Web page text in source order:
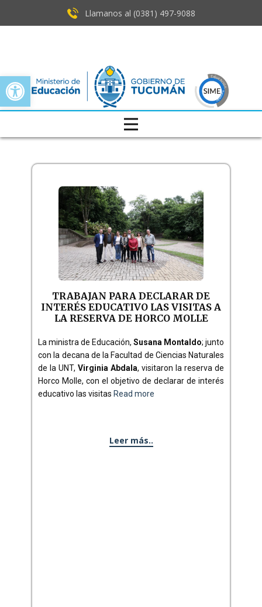
Open toolbar
Llamanos al (0381) ​497-9088
TRABAJAN PARA DECLARAR DE
INTERÉS EDUCATIVO LAS VISITAS A
LA RESERVA DE HORCO MOLLE
La ministra de Educación, Susana Montaldo; junto
con la decana de la Facultad de Ciencias Naturales
de la UNT, Virginia Abdala, visitaron la reserva de
Horco Molle, con el objetivo de declarar de interés
educativo las visitas Read more
Leer más..